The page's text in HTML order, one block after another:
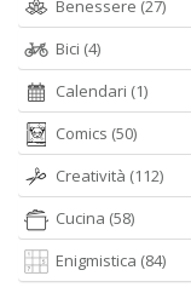
Benessere (27)
Bici (4)
Calendari (1)
Comics (50)
Creatività (112)
Cucina (58)
Enigmistica (84)